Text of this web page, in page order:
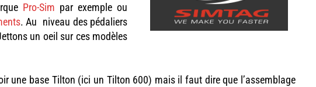
Pro-Sim par exemple ou
. Au niveau des pédaliers
un oeil sur ces modèles
une base Tilton (ici un Tilton 600) mais il faut dire que l’assemblage